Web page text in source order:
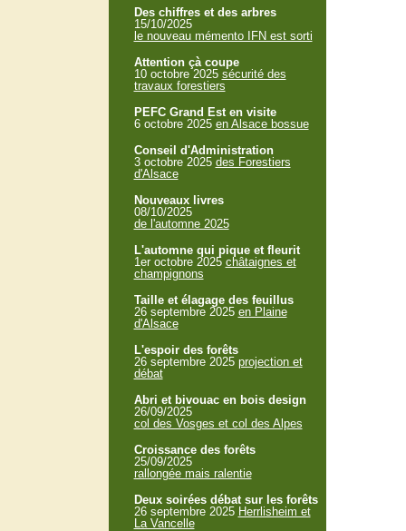
Des chiffres et des arbres
15/10/2025
le nouveau mémento IFN est sorti
Attention çà coupe
10 octobre 2025 sécurité des
travaux forestiers
PEFC Grand Est en visite
6 octobre 2025 en Alsace bossue
Conseil d'Administration
3 octobre 2025 des Forestiers
d'Alsace
Nouveaux livres
08/10/2025
de l'automne 2025
L'automne qui pique et fleurit
1er octobre 2025 châtaignes et
champignons
Taille et élagage des feuillus
26 septembre 2025 en Plaine
d'Alsace
L'espoir des forêts
26 septembre 2025 projection et
débat
Abri et bivouac en bois design
26/09/2025
col des Vosges et col des Alpes
Croissance des forêts
25/09/2025
rallongée mais ralentie
Deux soirées débat sur les forêts
26 septembre 2025 Herrlisheim et
La Vancelle